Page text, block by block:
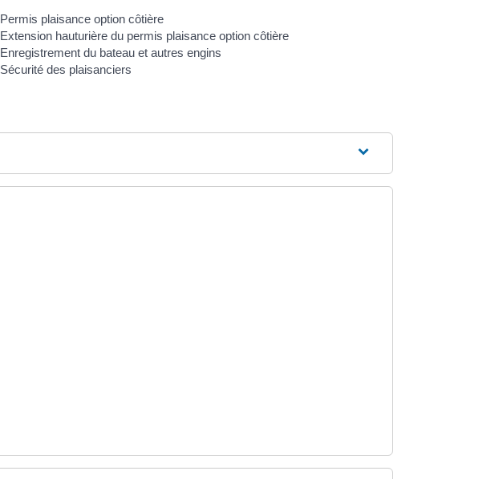
Permis plaisance option côtière
Extension hauturière du permis plaisance option côtière
Enregistrement du bateau et autres engins
Sécurité des plaisanciers